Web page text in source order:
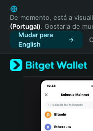
English
日本語
Tiếng Việt
Русский
Español (Latinoamérica)
Türkçe
Italiano
De momento, está a
(Portugal). Gostaria de
Mudar para
English